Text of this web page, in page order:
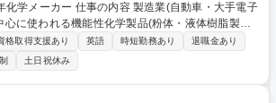
製造業(自動車・大手電子
心に使われる機能性化学製品(粉体・液体樹脂製品
商社機能も持つ弊社にて、タイ拠点の責任者候補
任頂きます。 現地で現在の拠点長から
名の工場や営業の管理を通じ事業成長を牽引しま
業拠点の業務管理 ■現地スタッフのマネジメント ■
格取得支援あり 英語 時短勤務あり
退職金あり
土日祝休み